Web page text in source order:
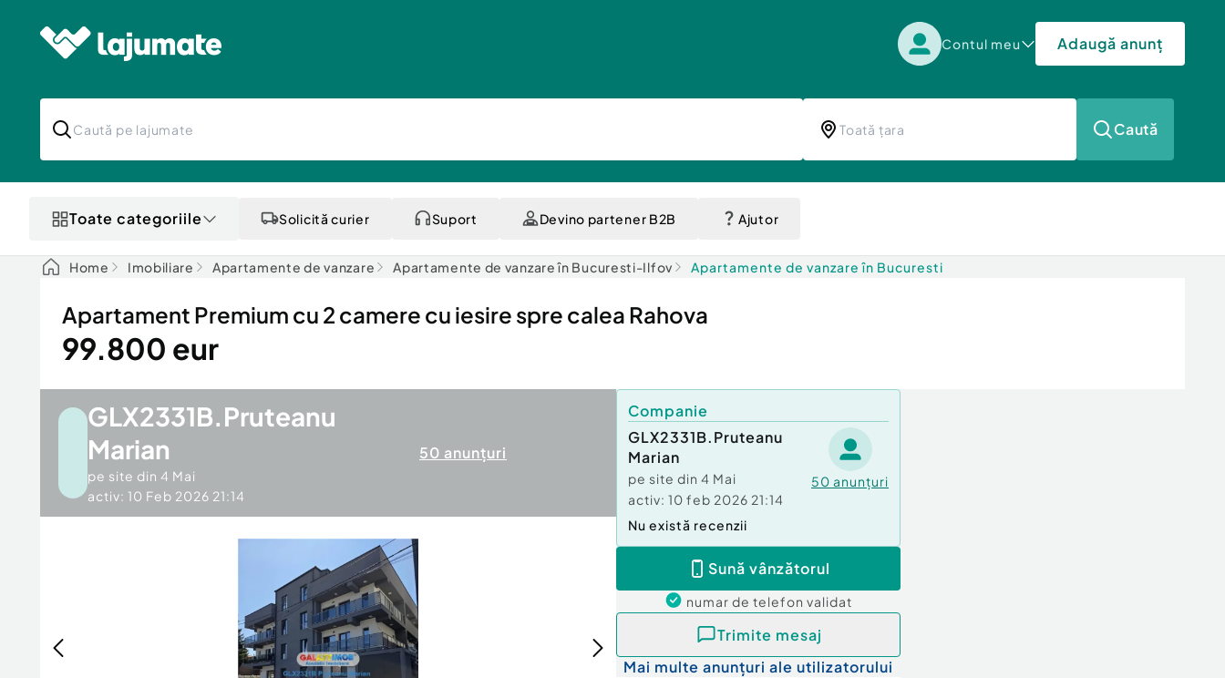
Contul meu Adaugă anunț
Caută
Toate categoriile Solicită curier Suport Devino partener B2B Ajutor
Home Imobiliare Apartamente de vanzare Apartamente de vanzare în Bucuresti-Ilfov Apartamente de vanzare în Bucuresti
Apartament Premium cu 2 camere cu iesire spre calea Rahova
99.800 eur
GLX2331B.Pruteanu
Marian
pe site din 4 Mai
activ: 10 Feb 2026 21:14
50 anunțuri
Companie
GLX2331B.Pruteanu
Marian
pe site din 4 Mai
activ: 10 feb 2026 21:14
50 anunțuri
Nu există recenzii
Sună vânzătorul
numar de telefon validat
Trimite mesaj
Mai multe anunțuri ale utilizatorului